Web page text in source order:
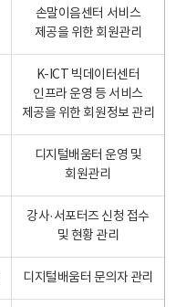
손말이음센터 서비스
제공을 위한 회원관리
K-ICT 빅데이터센터
인프라 운영 등 서비스
제공을 위한 회원정보 관리
디지털배움터 운영 및
회원관리
강사·서포터즈 신청 접수
및 현황 관리
디지털배움터 문의자 관리